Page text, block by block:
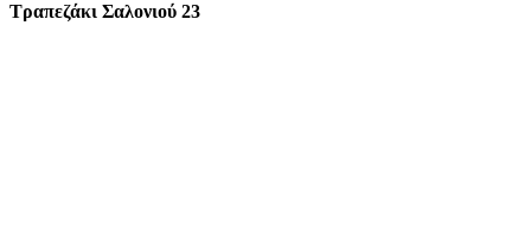
Τραπεζάκι Σαλονιού 23